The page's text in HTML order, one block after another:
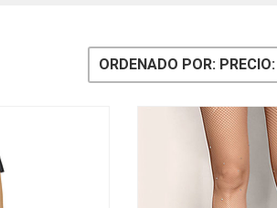
ORDENADO POR: